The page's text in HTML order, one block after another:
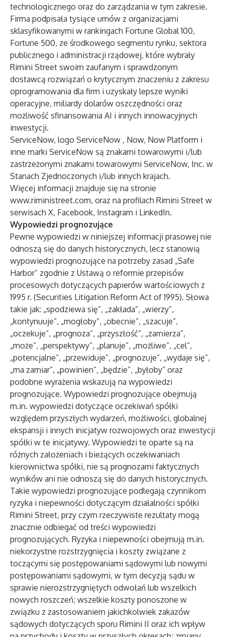
technologicznego oraz do zarządzania w tym zakresie.
Firma podpisała tysiące umów z organizacjami
sklasyfikowanymi w rankingach Fortune Global 100,
Fortune 500, ze środkowego segmentu rynku, sektora
publicznego i administracji rządowej, które wybrały
Rimini Street swoim zaufanym i sprawdzonym
dostawcą rozwiązań o krytycznym znaczeniu z zakresu
oprogramowania dla firm i uzyskały lepsze wyniki
operacyjne, miliardy dolarów oszczędności oraz
możliwość sfinansowania AI i innych innowacyjnych
inwestycji.
ServiceNow, logo ServiceNow , Now, Now Platform i
inne marki ServiceNow są znakami towarowymi i/lub
zastrzeżonymi znakami towarowymi ServiceNow, Inc. w
Stanach Zjednoczonych i/lub innych krajach.
Więcej informacji znajduje się na stronie
www.riministreet.com, oraz na profilach Rimini Street w
serwisach X, Facebook, Instagram i LinkedIn.
Wypowiedzi prognozujące
Pewne wypowiedzi w niniejszej informacji prasowej nie
odnoszą się do danych historycznych, lecz stanowią
wypowiedzi prognozujące na potrzeby zasad „Safe
Harbor” zgodnie z Ustawą o reformie przepisów
procesowych dotyczących papierów wartościowych z
1995 r. (Securities Litigation Reform Act of 1995). Słowa
takie jak: „spodziewa się”, „zakłada”, „wierzy”,
„kontynuuje”, „mogłoby”, „obecnie”, „szacuje”,
„oczekuje”, „prognoza”, „przyszłość”, „zamierza”,
„może”, „perspektywy”, „planuje”, „możliwe”, „cel”,
„potencjalne”, „przewiduje”, „prognozuje”, „wydaje się”,
„ma zamiar”, „powinien”, „będzie”, „byłoby” oraz
podobne wyrażenia wskazują na wypowiedzi
prognozujące. Wypowiedzi prognozujące obejmują
m.in. wypowiedzi dotyczące oczekiwań spółki
względem przyszłych wydarzeń, możliwości, globalnej
ekspansji i innych inicjatyw rozwojowych oraz inwestycji
spółki w te inicjatywy. Wypowiedzi te oparte są na
różnych założeniach i bieżących oczekiwaniach
kierownictwa spółki, nie są prognozami faktycznych
wyników ani nie odnoszą się do danych historycznych.
Takie wypowiedzi prognozujące podlegają czynnikom
ryzyka i niepewności dotyczącym działalności spółki
Rimini Street, przy czym rzeczywiste rezultaty mogą
znacznie odbiegać od treści wypowiedzi
prognozujących. Ryzyka i niepewności obejmują m.in.
niekorzystne rozstrzygnięcia i koszty związane z
toczącymi się postępowaniami sądowymi lub nowymi
postępowaniami sądowymi, w tym decyzją sądu w
sprawie nierozstrzygniętych odwołań lub wszelkich
nowych roszczeń; wszelkie koszty ponoszone w
związku z zastosowaniem jakichkolwiek zakazów
sądowych dotyczących sporu Rimini II oraz ich wpływ